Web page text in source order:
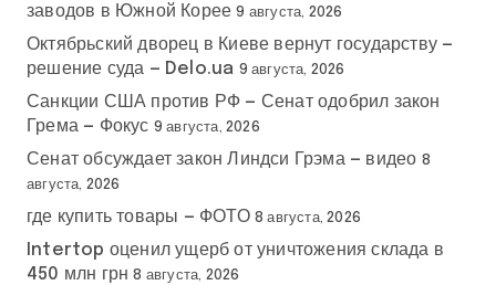
заводов в Южной Корее 9 августа, 2026
Октябрьский дворец в Киеве вернут государству —
решение суда — Delo.ua 9 августа, 2026
Санкции США против РФ — Сенат одобрил закон
Грема — Фокус 9 августа, 2026
Сенат обсуждает закон Линдси Грэма — видео 8
августа, 2026
где купить товары — ФОТО 8 августа, 2026
Intertop оценил ущерб от уничтожения склада в
450 млн грн 8 августа, 2026